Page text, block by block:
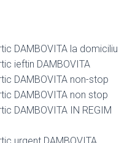
DAMBOVITA la domiciliu
ieftin DAMBOVITA
DAMBOVITA non-stop
DAMBOVITA non stop
DAMBOVITA IN REGIM